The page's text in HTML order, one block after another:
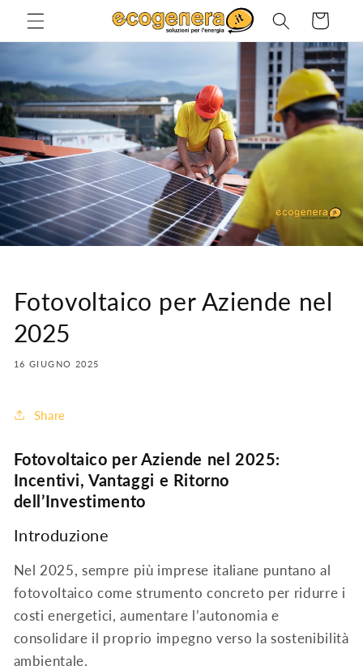
direttamente
Carrello
Fotovoltaico per Aziende nel
2025
16 GIUGNO 2025
Share
Fotovoltaico per Aziende nel 2025:
Incentivi, Vantaggi e Ritorno
dell’Investimento
Introduzione
Nel 2025, sempre più imprese italiane puntano al
fotovoltaico come strumento concreto per ridurre i
costi energetici, aumentare l’autonomia e
consolidare il proprio impegno verso la sostenibilità
ambientale.